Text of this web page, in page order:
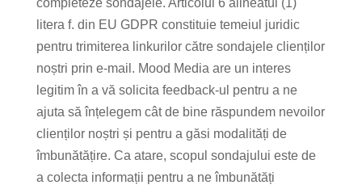
completeze sondajele. Articolul 6 alineatul (1)
litera f. din EU GDPR constituie temeiul juridic
pentru trimiterea linkurilor către sondajele clienților
noștri prin e-mail. Mood Media are un interes
legitim în a vă solicita feedback-ul pentru a ne
ajuta să înțelegem cât de bine răspundem nevoilor
clienților noștri și pentru a găsi modalități de
îmbunătățire. Ca atare, scopul sondajului este de
a colecta informații pentru a ne îmbunătăți